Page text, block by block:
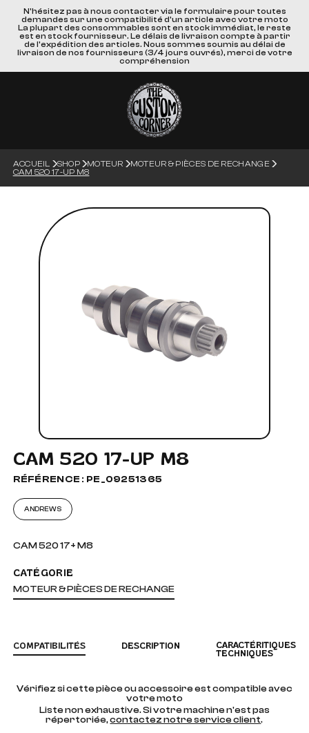
N'hésitez pas à nous contacter via le formulaire pour toutes
demandes sur une compatibilité d'un article avec votre moto
La plupart des consommables sont en stock immédiat, le reste
est en stock fournisseur. Le délais de livraison compte à partir
de l'expédition des articles. Nous sommes soumis au délai de
livraison de nos fournisseurs (3/4 jours ouvrés), merci de votre
compréhension
ACCUEIL SHOP MOTEUR
MOTEUR & PIÈCES DE RECHANGE
CAM 520 17-UP M8
CAM 520 17-UP M8
RÉFÉRENCE : PE_09251365
ANDREWS
CAM 520 17+ M8
CATÉGORIE
MOTEUR & PIÈCES DE RECHANGE
COMPATIBILITÉS DESCRIPTION
CARACTÉRITIQUES
TECHNIQUES
Vérifiez si cette pièce ou accessoire est compatible avec
votre moto
Liste non exhaustive. Si votre machine n'est pas
répertoriée,contactez notre service client.